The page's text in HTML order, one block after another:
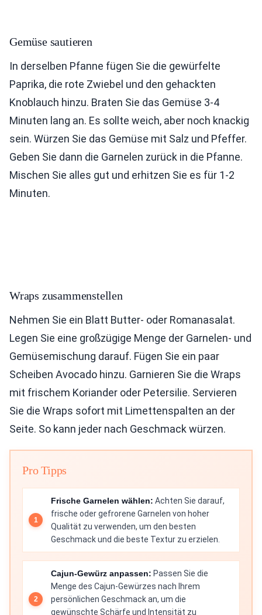
Gemüse sautieren
In derselben Pfanne fügen Sie die gewürfelte
Paprika, die rote Zwiebel und den gehackten
Knoblauch hinzu. Braten Sie das Gemüse 3-4
Minuten lang an. Es sollte weich, aber noch knackig
sein. Würzen Sie das Gemüse mit Salz und Pfeffer.
Geben Sie dann die Garnelen zurück in die Pfanne.
Mischen Sie alles gut und erhitzen Sie es für 1-2
Minuten.
Wraps zusammenstellen
Nehmen Sie ein Blatt Butter- oder Romanasalat.
Legen Sie eine großzügige Menge der Garnelen- und
Gemüsemischung darauf. Fügen Sie ein paar
Scheiben Avocado hinzu. Garnieren Sie die Wraps
mit frischem Koriander oder Petersilie. Servieren
Sie die Wraps sofort mit Limettenspalten an der
Seite. So kann jeder nach Geschmack würzen.
Pro Tipps
Frische Garnelen wählen: Achten Sie darauf,
frische oder gefrorene Garnelen von hoher
Qualität zu verwenden, um den besten
Geschmack und die beste Textur zu erzielen.
Cajun-Gewürz anpassen: Passen Sie die
Menge des Cajun-Gewürzes nach Ihrem
persönlichen Geschmack an, um die
gewünschte Schärfe und Intensität zu